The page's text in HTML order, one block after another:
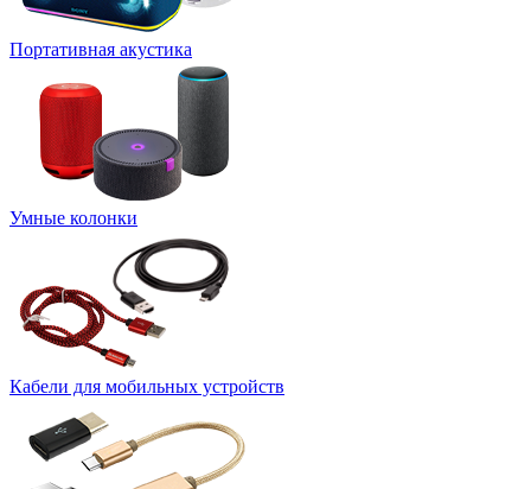
Портативная акустика
Умные колонки
Кабели для мобильных устройств